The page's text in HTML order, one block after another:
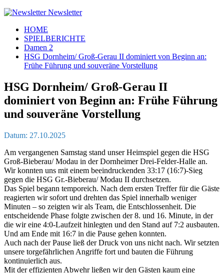
Newsletter
HOME
SPIELBERICHTE
Damen 2
HSG Dornheim/ Groß-Gerau II dominiert von Beginn an:
Frühe Führung und souveräne Vorstellung
HSG Dornheim/ Groß-Gerau II
dominiert von Beginn an: Frühe Führung
und souveräne Vorstellung
Datum: 27.10.2025
Am vergangenen Samstag stand unser Heimspiel gegen die HSG
Groß-Bieberau/ Modau in der Dornheimer Drei-Felder-Halle an.
Wir konnten uns mit einem beeindruckenden 33:17 (16:7)-Sieg
gegen die HSG Gr.-Bieberau/ Modau II durchsetzen.
Das Spiel begann temporeich. Nach dem ersten Treffer für die Gäste
reagierten wir sofort und drehten das Spiel innerhalb weniger
Minuten – so zeigten wir als Team, die Entschlossenheit. Die
entscheidende Phase folgte zwischen der 8. und 16. Minute, in der
die wir eine 4:0-Laufzeit hinlegten und den Stand auf 7:2 ausbauten.
Und am Ende mit 16:7 in die Pause gehen konnten.
Auch nach der Pause ließ der Druck von uns nicht nach. Wir setzten
unsere torgefährlichen Angriffe fort und bauten die Führung
kontinuierlich aus.
Mit der effizienten Abwehr ließen wir den Gästen kaum eine